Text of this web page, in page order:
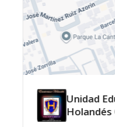
Unidad
Holandés